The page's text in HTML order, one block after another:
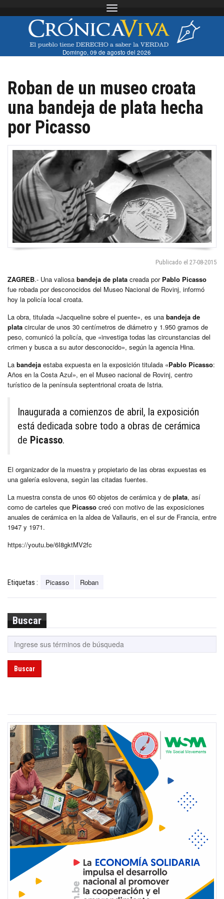
Toggle navigation
Domingo, 09 de agosto del 2026
Roban de un museo croata
una bandeja de plata hecha
por Picasso
Publicado el 27-08-2015
ZAGREB.- Una valiosa bandeja de plata creada por Pablo Picasso
fue robada por desconocidos del Museo Nacional de Rovinj, informó
hoy la policía local croata.
La obra, titulada «Jacqueline sobre el puente», es una bandeja de
plata circular de unos 30 centímetros de diámetro y 1.950 gramos de
peso, comunicó la policía, que «investiga todas las circunstancias del
crimen y busca a su autor desconocido», según la agencia Hina.
La bandeja estaba expuesta en la exposición titulada «Pablo Picasso:
Años en la Costa Azul», en el Museo nacional de Rovinj, centro
turístico de la península septentrional croata de Istria.
Inaugurada a comienzos de abril, la exposición
está dedicada sobre todo a obras de cerámica
de Picasso.
El organizador de la muestra y propietario de las obras expuestas es
una galería eslovena, según las citadas fuentes.
La muestra consta de unos 60 objetos de cerámica y de plata, así
como de carteles que Picasso creó con motivo de las exposiciones
anuales de cerámica en la aldea de Vallauris, en el sur de Francia, entre
1947 y 1971.
https://youtu.be/6I8gktMV2fc
Etiquetas : Picasso Roban
Buscar
Buscar